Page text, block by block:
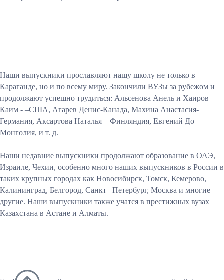
Наши выпускники прославляют нашу школу не только в
Караганде, но и по всему миру. Закончили ВУЗы за рубежом и
продолжают успешно трудиться: Альсенова Анель и Хаиров
Каим - –США, Агарев Денис-Канада, Махина Анастасия-
Германия, Аксартова Наталья – Финляндия, Евгений До –
Монголия, и т. д.
Наши недавние выпускники продолжают образование в ОАЭ,
Израиле, Чехии, особенно много наших выпускников в России в
таких крупных городах как Новосибирск, Томск, Кемерово,
Калининград, Белгород, Санкт –Петербург, Москва и многие
другие. Наши выпускники также учатся в престижных вузах
Казахстана в Астане и Алматы.